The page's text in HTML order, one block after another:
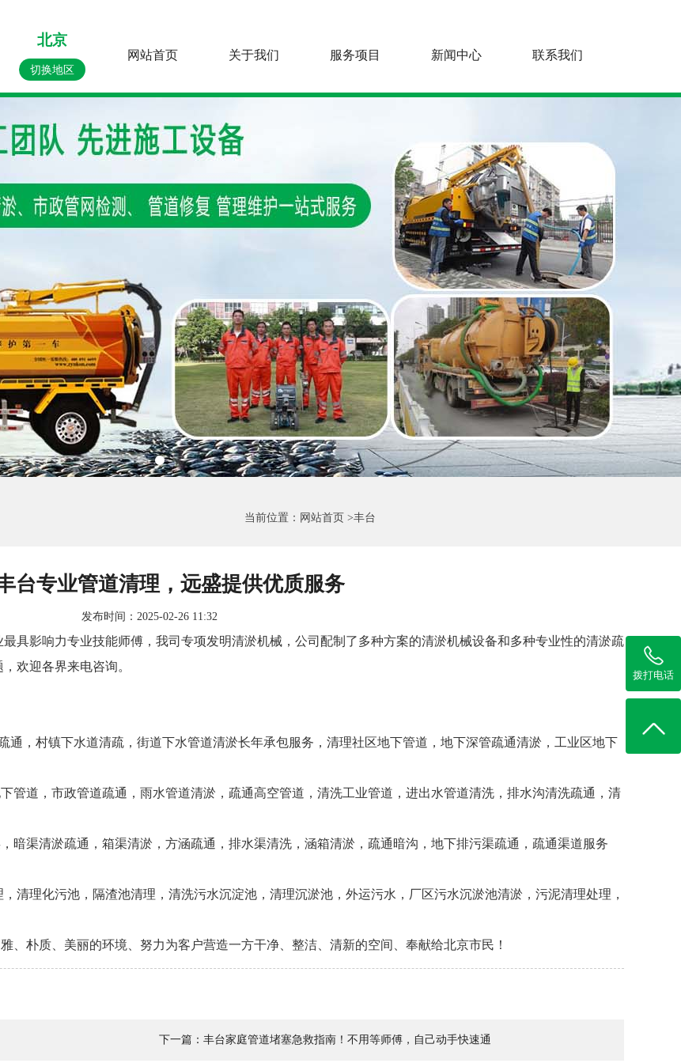
网站首页 关于我们 服务项目 新闻中心 联系我们
北京
切换地区
当前位置： 网站首页 >丰台
台专业管道清理，远盛提供优质服务
发布时间：2025-02-26 11:32
具影响力专业技能师傅，我司专项发明清淤机械，公司配制了多种方案的清淤机械设备和多种专业性的清淤疏
欢迎各界来电咨询。
通，村镇下水道清疏，街道下水管道清淤长年承包服务，清理社区地下管道，地下深管疏通清淤，工业区地下
管道，市政管道疏通，雨水管道清淤，疏通高空管道，清洗工业管道，进出水管道清洗，排水沟清洗疏通，清
暗渠清淤疏通，箱渠清淤，方涵疏通，排水渠清洗，涵箱清淤，疏通暗沟，地下排污渠疏通，疏通渠道服务
清理化污池，隔渣池清理，清洗污水沉淀池，清理沉淤池，外运污水，厂区污水沉淤池清淤，污泥清理处理，
朴质、美丽的环境、努力为客户营造一方干净、整洁、清新的空间、奉献给北京市民！
下一篇： 丰台家庭管道堵塞急救指南！不用等师傅，自己动手快速通
拨打电话